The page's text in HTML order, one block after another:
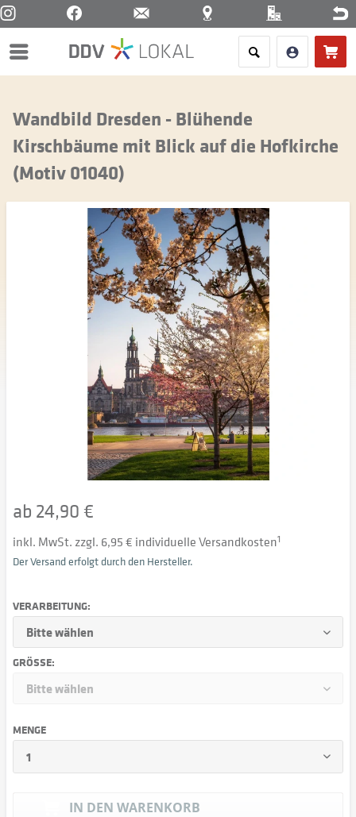
Menü
Wandbild Dresden - Blühende
Kirschbäume mit Blick auf die Hofkirche
(Motiv 01040)
ab 24,90 €
inkl. MwSt. zzgl. 6,95 € individuelle Versandkosten1
Der Versand erfolgt durch den Hersteller.
VERARBEITUNG:
GRÖSSE:
MENGE
IN DEN WARENKORB